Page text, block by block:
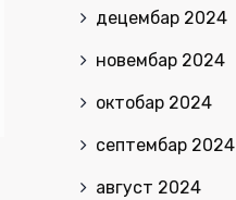
децембар 2024
новембар 2024
октобар 2024
септембар 2024
август 2024